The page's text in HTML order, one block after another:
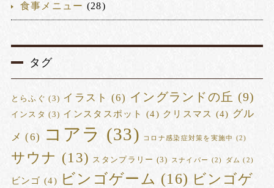
食事メニュー (28)
タグ
とらふぐ (3) イラスト (6) イングランドの丘 (9)
インスタ (3) インスタスポット (4) クリスマス (4) グル
メ (6) コアラ (33) コロナ感染症対策を実施中 (2)
サウナ (13) スタンプラリー (3) スナイパー (2) ダム (2)
ビンゴ (4) ビンゴゲーム (16) ビンゴゲ